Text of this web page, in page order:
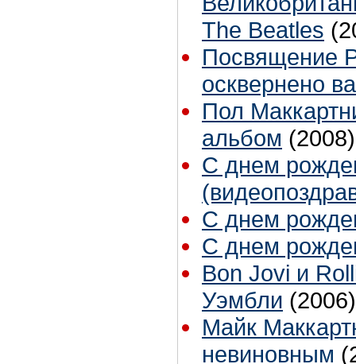
The Beatles
Посвящение
осквернено
Пол
альбом (2008)
С днем
С днем
С днем
Bon Jovi и
Уэмбли (2006)
Майк
невиновным